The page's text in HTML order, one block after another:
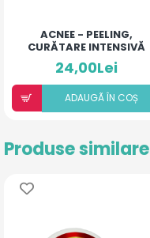
ACNEE - PEELING,
CURĂTARE INTENSIVĂ
24,00Lei
ADAUGÃ ÎN COȘ
Produse similare